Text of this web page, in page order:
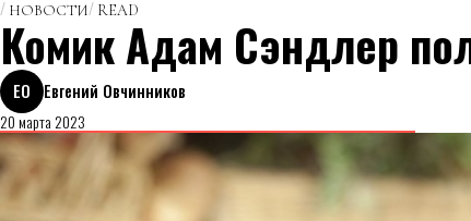
НОВОСТИ READ
Комик Адам Сэндлер
ЕО
Евгений Овчинников
20 марта 2023